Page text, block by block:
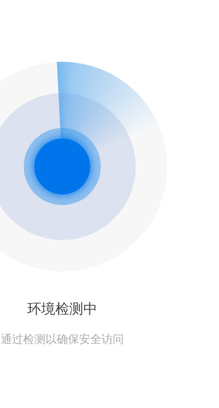
环境检测中
通过检测以确保安全访问